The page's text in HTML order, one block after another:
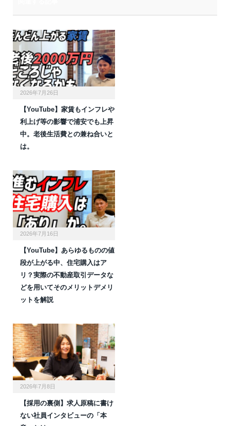
2026年7月26日
【YouTube】家賃もインフレや
利上げ等の影響で浦安でも上昇
中。老後生活費との兼ね合いと
は。
2026年7月16日
【YouTube】あらゆるものの値
段が上がる中、住宅購入はア
リ？実際の不動産取引データな
どを用いてそのメリットデメリ
ットを解説
2026年7月8日
【採用の裏側】求人原稿に書け
ない社員インタビューの「本